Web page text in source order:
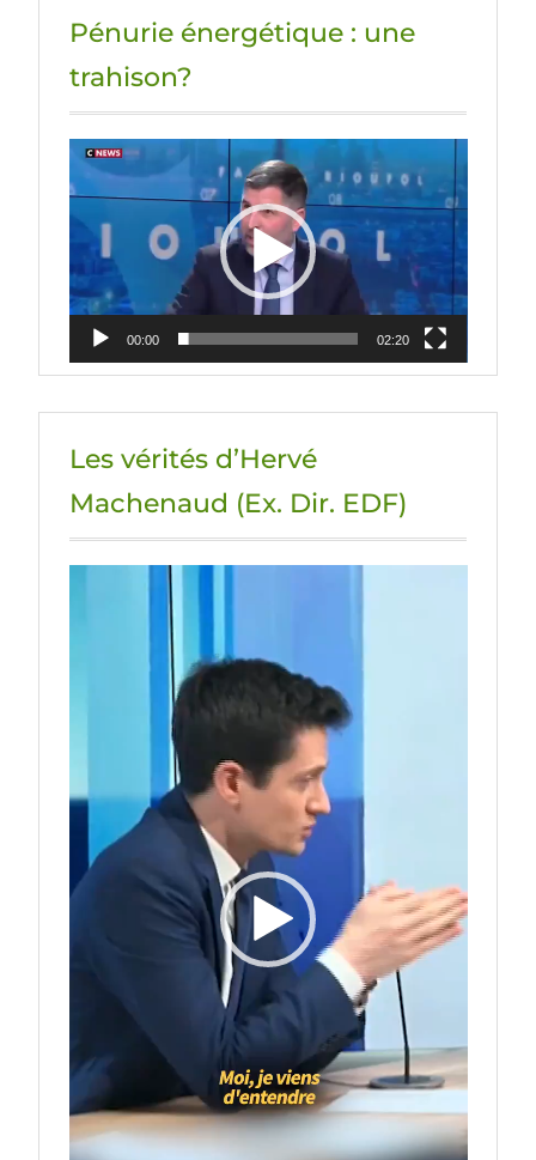
Pénurie énergétique : une
trahison?
Lecteur
vidéo
00:00 02:20
Les vérités d’Hervé
Machenaud (Ex. Dir. EDF)